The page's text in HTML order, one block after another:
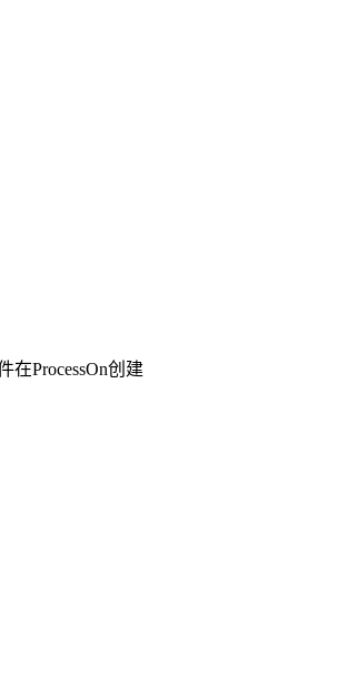
在ProcessOn创建